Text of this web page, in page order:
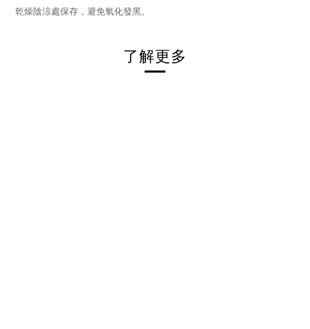
乾燥陰涼處保存，避免氧化發黑。
了解更多